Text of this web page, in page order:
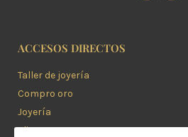
ACCESOS DIRECTOS
Taller de joyería
Compro oro
Joyería
Alianzas